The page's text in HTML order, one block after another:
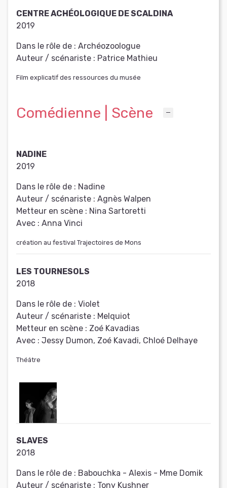
CENTRE ACHÉOLOGIQUE DE SCALDINA
2019
Dans le rôle de : Archéozoologue
Auteur / scénariste : Patrice Mathieu
Film explicatif des ressources du musée
Comédienne | Scène
NADINE
2019
Dans le rôle de : Nadine
Auteur / scénariste : Agnès Walpen
Metteur en scène : Nina Sartoretti
Avec : Anna Vinci
création au festival Trajectoires de Mons
LES TOURNESOLS
2018
Dans le rôle de : Violet
Auteur / scénariste : Melquiot
Metteur en scène : Zoé Kavadias
Avec : Jessy Dumon, Zoé Kavadi, Chloé Delhaye
Théâtre
SLAVES
2018
Dans le rôle de : Babouchka - Alexis - Mme Domik
Auteur / scénariste : Tony Kushner